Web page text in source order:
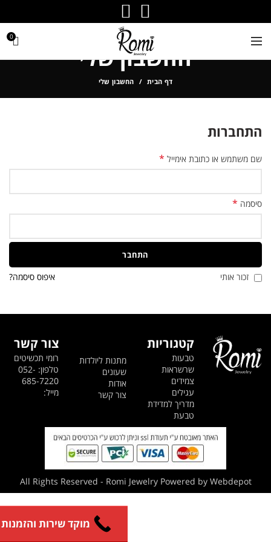
0
החשבון שלי
דף הבית החשבון שלי
התחברות
שם משתמש או כתובת אימייל *
סיסמה *
התחבר
איפוס סיסמה? זכור אותי
צור קשר
רומי תכשיטים
טלפון: 052-
685-7220
מייל:
מתנות ליולדות
שעונים
אודות
צור קשר
קטגוריות
טבעות
שרשראות
צמידים
עגילים
מדריך למדידת
טבעת
All Rights Reserved - Romi Jewelry Powered by Webdepot
מוקד שירות והזמנות